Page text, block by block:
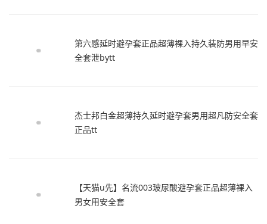
第六感延时避孕套正品超薄裸入持久装防男用早安
全套泄bytt
杰士邦白金超薄持久延时避孕套男用超凡防安全套
正品tt
【天猫u先】名流003玻尿酸避孕套正品超薄裸入
男女用安全套